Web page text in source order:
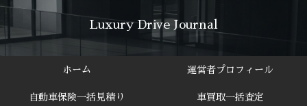
Luxury Drive Journal
ホーム 運営者プロフィール
自動車保険一括見積り 車買取一括査定